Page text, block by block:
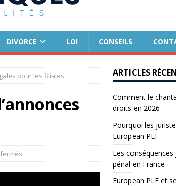
DIVORCE LOI CONSEILS
pour les filiales ARTICLES
Comment le
droits en 2026
Pourquoi les
European PLF
Les
pénal en France
European PLF et